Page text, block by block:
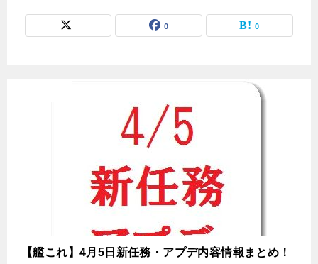
0 0
【艦これ】4月5日新任務・アプデ内容情報まとめ！